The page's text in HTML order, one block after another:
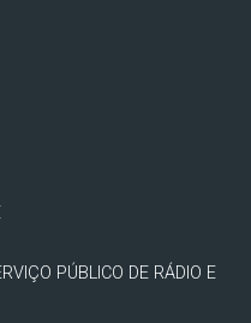
PÚBLICO DE RÁDIO E